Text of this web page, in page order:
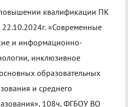
квалификации ПК
«Современные
и информационно-
инклюзивное
образовательных
и среднего
108ч, ФГБОУ ВО